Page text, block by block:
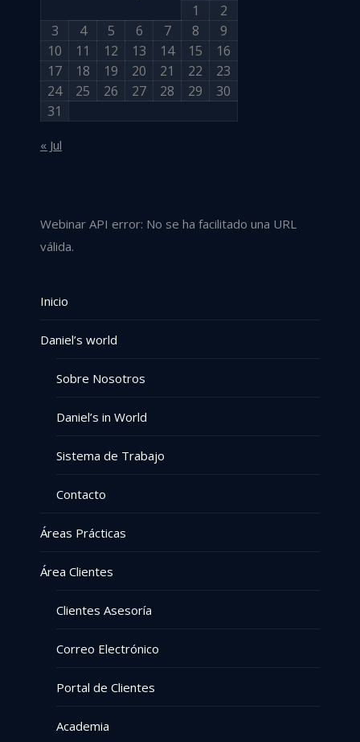
1
2
3
4 5 6 7 8
9
10
11 12 13 14 15
16
17
18 19 20 21 22
23
24
25 26 27 28 29
30
31
« Jul
Webinar API error: No se ha facilitado una URL
válida.
Inicio
Daniel’s world
Sobre Nosotros
Daniel’s in World
Sistema de Trabajo
Contacto
Áreas Prácticas
Área Clientes
Clientes Asesoría
Correo Electrónico
Portal de Clientes
Academia